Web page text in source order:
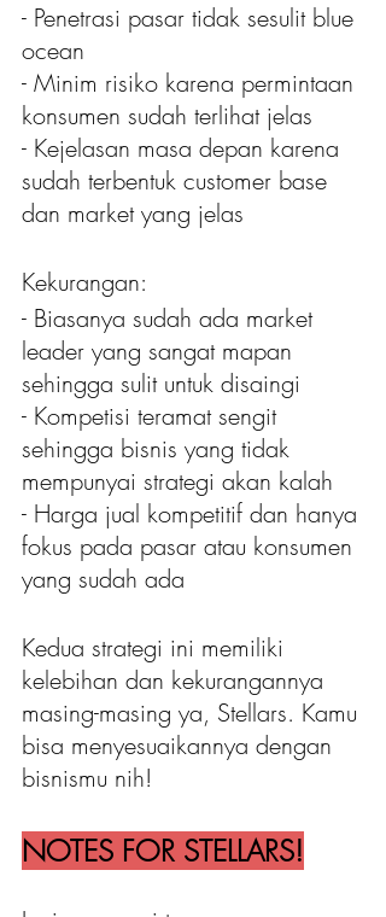
- Penetrasi pasar tidak sesulit blue
ocean
- Minim risiko karena permintaan
konsumen sudah terlihat jelas
- Kejelasan masa depan karena
sudah terbentuk customer base
dan market yang jelas
Kekurangan:
- Biasanya sudah ada market
leader yang sangat mapan
sehingga sulit untuk disaingi
- Kompetisi teramat sengit
sehingga bisnis yang tidak
mempunyai strategi akan kalah
- Harga jual kompetitif dan hanya
fokus pada pasar atau konsumen
yang sudah ada
Kedua strategi ini memiliki
kelebihan dan kekurangannya
masing-masing ya, Stellars. Kamu
bisa menyesuaikannya dengan
bisnismu nih!
NOTES FOR STELLARS!